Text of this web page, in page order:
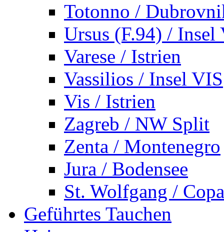
Totonno /
Ursus (F.94) / Insel
Varese / Istrien
Vassilios / Insel VIS
Vis / Istrien
Zagreb / NW Split
Zenta / Montenegro
Jura / Bodensee
St. Wolfgang /
Geführtes Tauchen